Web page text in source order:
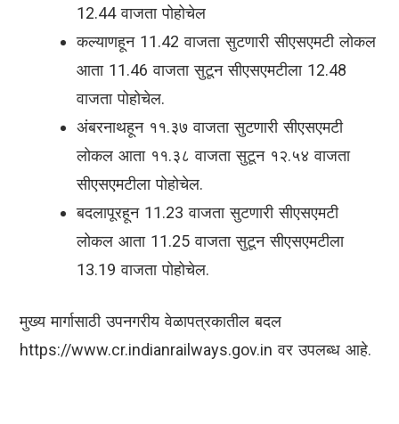
12.44 वाजता पोहोचेल
कल्याणहून 11.42 वाजता सुटणारी सीएसएमटी लोकल
आता 11.46 वाजता सुटून सीएसएमटीला 12.48
वाजता पोहोचेल.
अंबरनाथहून ११.३७ वाजता सुटणारी सीएसएमटी
लोकल आता ११.३८ वाजता सुटून १२.५४ वाजता
सीएसएमटीला पोहोचेल.
बदलापूरहून 11.23 वाजता सुटणारी सीएसएमटी
लोकल आता 11.25 वाजता सुटून सीएसएमटीला
13.19 वाजता पोहोचेल.
मुख्य मार्गासाठी उपनगरीय वेळापत्रकातील बदल
https://www.cr.indianrailways.gov.inवर उपलब्ध आहे.